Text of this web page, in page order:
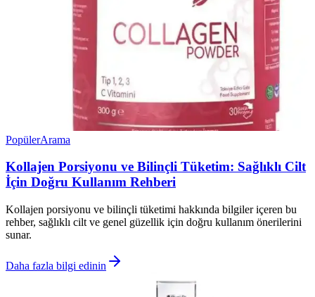
PopülerArama
Kollajen Porsiyonu ve Bilinçli Tüketim: Sağlıklı Cilt
İçin Doğru Kullanım Rehberi
Kollajen porsiyonu ve bilinçli tüketimi hakkında bilgiler içeren bu
rehber, sağlıklı cilt ve genel güzellik için doğru kullanım önerilerini
sunar.
Daha fazla bilgi edinin